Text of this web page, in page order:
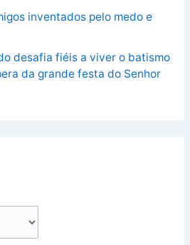
inventados pelo medo e
desafia fiéis a viver o batismo
da grande festa do Senhor